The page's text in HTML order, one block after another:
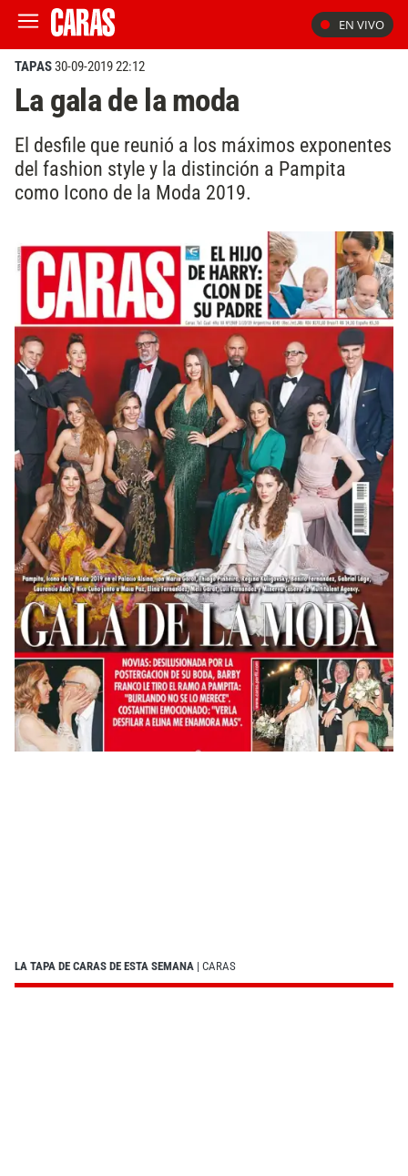
EN VIVO
TAPAS30-09-2019 22:12
La gala de la moda
El desfile que reunió a los máximos exponentes
del fashion style y la distinción a Pampita
como Icono de la Moda 2019.
LA TAPA DE CARAS DE ESTA SEMANA | CARAS